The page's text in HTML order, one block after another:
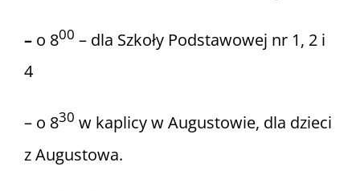
–o 800 – dla Szkoły Podstawowej nr 1, 2 i
4
– o 830 w kaplicy w Augustowie, dla dzieci
z Augustowa.